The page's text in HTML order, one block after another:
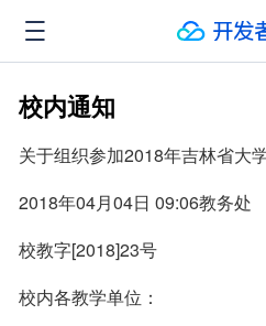
校内通知
关于组织参加2018年吉林省大
2018年04月04日 09:06教务处
校教字[2018]23号
校内各教学单位：